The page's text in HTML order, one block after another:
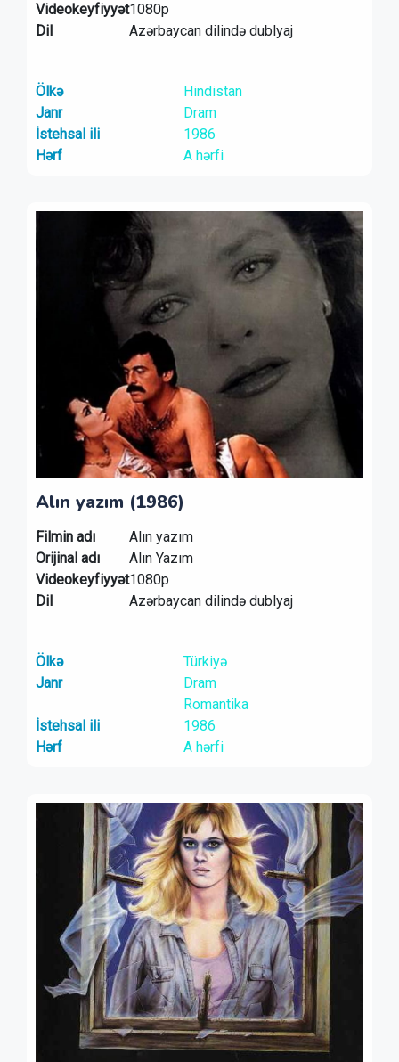
Videokeyfiyyət1080p
Dil
Azərbaycan dilində dublyaj
Ölkə
Hindistan
Janr
Dram
İstehsal ili
1986
Hərf
A hərfi
Alın yazım (1986)
Filmin adı
Alın yazım
Orijinal adı
Alın Yazım
Videokeyfiyyət1080p
Dil
Azərbaycan dilində dublyaj
Ölkə
Türkiyə
Janr
Dram
Romantika
İstehsal ili
1986
Hərf
A hərfi